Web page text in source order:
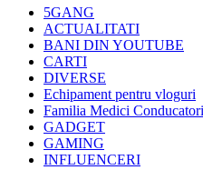
5GANG
ACTUALITATI
BANI DIN YOUTUBE
CARTI
DIVERSE
Echipament pentru vloguri
Familia Medici
GADGET
GAMING
INFLUENCERI